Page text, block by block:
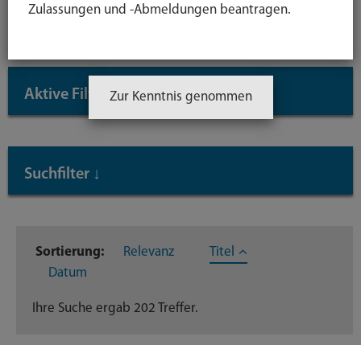
Taste
Suche in leichter Sprache
Aktive Filter ↓
Suchfilter ↓
Dienstleistungen
Sortierung: Relevanz
Titel
Datum
Ihre Suche ergab 202 Treffer.
Zulassungen und -Abmeldungen beantragen.
Zur Kenntnis genommen